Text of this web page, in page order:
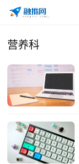
首
页
自
营养科